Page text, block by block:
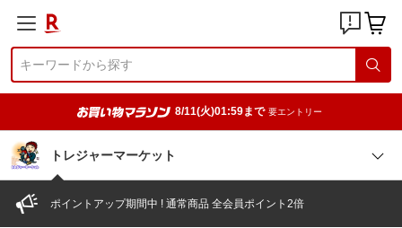
8/11(火)01:59まで 要エントリー
トレジャーマーケット
ポイントアップ期間中 ! 通常商品 全会員ポイント2倍